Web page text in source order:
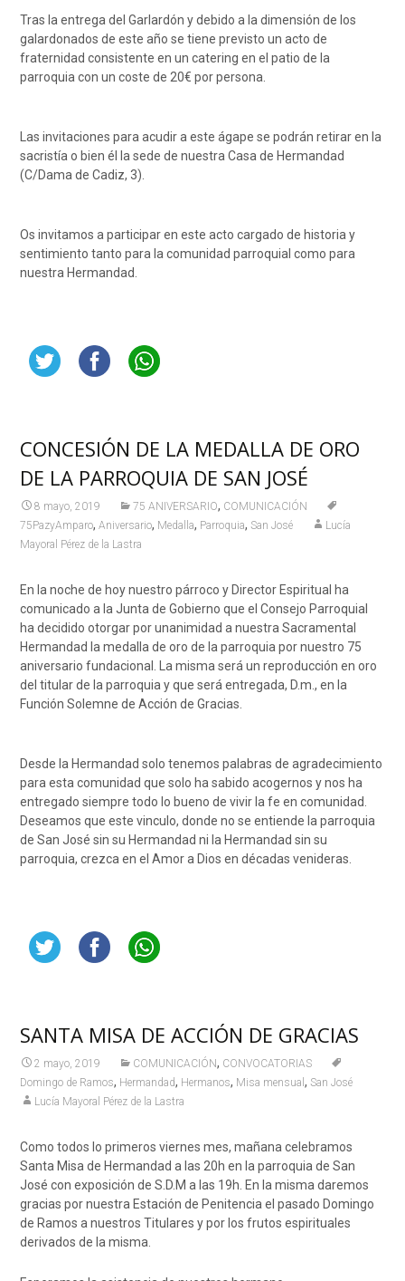
Tras la entrega del Garlardón y debido a la dimensión de los
galardonados de este año se tiene previsto un acto de
fraternidad consistente en un catering en el patio de la
parroquia con un coste de 20€ por persona.
Las invitaciones para acudir a este ágape se podrán retirar en la
sacristía o bien él la sede de nuestra Casa de Hermandad
(C/Dama de Cadiz, 3).
Os invitamos a participar en este acto cargado de historia y
sentimiento tanto para la comunidad parroquial como para
nuestra Hermandad.
CONCESIÓN DE LA MEDALLA DE ORO
DE LA PARROQUIA DE SAN JOSÉ
8 mayo, 2019 75 ANIVERSARIO, COMUNICACIÓN
75PazyAmparo,Aniversario, Medalla, Parroquia, San José
Lucía
Mayoral Pérez de la Lastra
En la noche de hoy nuestro párroco y Director Espiritual ha
comunicado a la Junta de Gobierno que el Consejo Parroquial
ha decidido otorgar por unanimidad a nuestra Sacramental
Hermandad la medalla de oro de la parroquia por nuestro 75
aniversario fundacional. La misma será un reproducción en oro
del titular de la parroquia y que será entregada, D.m., en la
Función Solemne de Acción de Gracias.
Desde la Hermandad solo tenemos palabras de agradecimiento
para esta comunidad que solo ha sabido acogernos y nos ha
entregado siempre todo lo bueno de vivir la fe en comunidad.
Deseamos que este vinculo, donde no se entiende la parroquia
de San José sin su Hermandad ni la Hermandad sin su
parroquia, crezca en el Amor a Dios en décadas venideras.
SANTA MISA DE ACCIÓN DE GRACIAS
2 mayo, 2019 COMUNICACIÓN, CONVOCATORIAS
Domingo de Ramos, Hermandad, Hermanos, Misa mensual, San José
Lucía Mayoral Pérez de la Lastra
Como todos lo primeros viernes mes, mañana celebramos
Santa Misa de Hermandad a las 20h en la parroquia de San
José con exposición de S.D.M a las 19h. En la misma daremos
gracias por nuestra Estación de Penitencia el pasado Domingo
de Ramos a nuestros Titulares y por los frutos espirituales
derivados de la misma.